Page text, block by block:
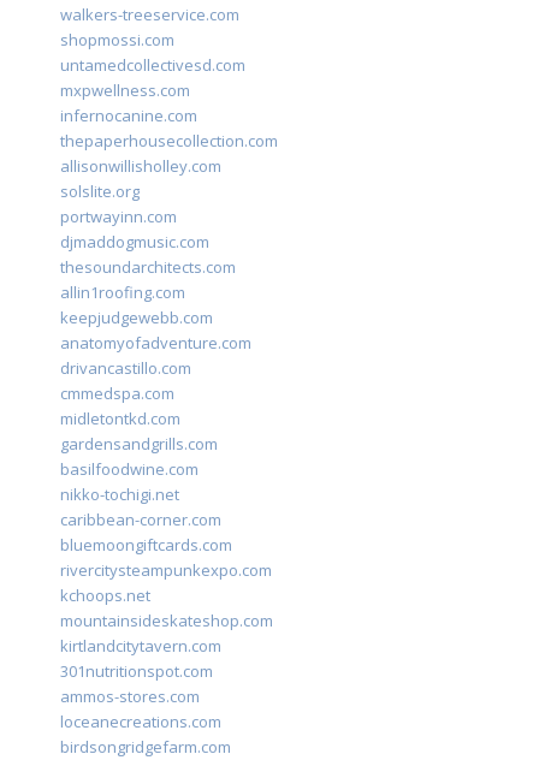
walkers-treeservice.com
shopmossi.com
untamedcollectivesd.com
mxpwellness.com
infernocanine.com
thepaperhousecollection.com
allisonwillisholley.com
solslite.org
portwayinn.com
djmaddogmusic.com
thesoundarchitects.com
allin1roofing.com
keepjudgewebb.com
anatomyofadventure.com
drivancastillo.com
cmmedspa.com
midletontkd.com
gardensandgrills.com
basilfoodwine.com
nikko-tochigi.net
caribbean-corner.com
bluemoongiftcards.com
rivercitysteampunkexpo.com
kchoops.net
mountainsideskateshop.com
kirtlandcitytavern.com
301nutritionspot.com
ammos-stores.com
loceanecreations.com
birdsongridgefarm.com